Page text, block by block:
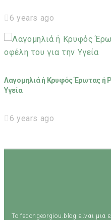
6 years ago
Λαγομηλιά ή Κρυφός Έρωτας ή
Υγεία
6 years ago
Το fedongeorgiou.blog είναι μια